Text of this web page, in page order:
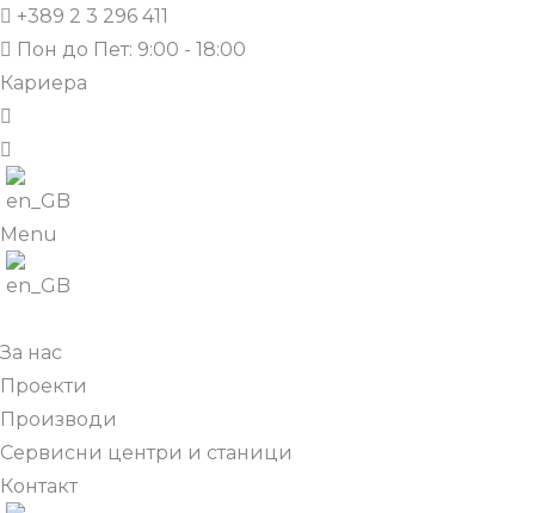
+389 2 3 296 411
Пон до Пет: 9:00 - 18:00
Кариера
Menu
За нас
Проекти
Производи
Сервисни центри и станици
Контакт